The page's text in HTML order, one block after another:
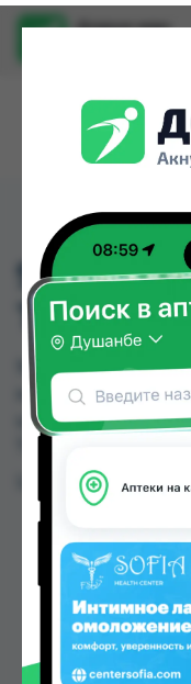
Доруи ман
984
ТЕЛА С
984 МОЧАЛКА
купить или
цене от 18.00
Цена: от18.00 TJS